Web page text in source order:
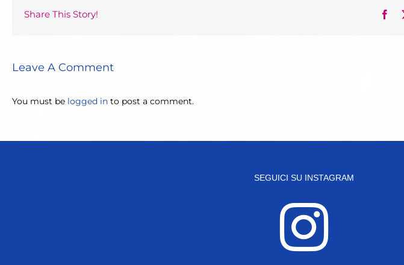
Share This Story!
Leave A Comment
You must be logged in to post a comment.
SEGUICI SU INSTAGRAM